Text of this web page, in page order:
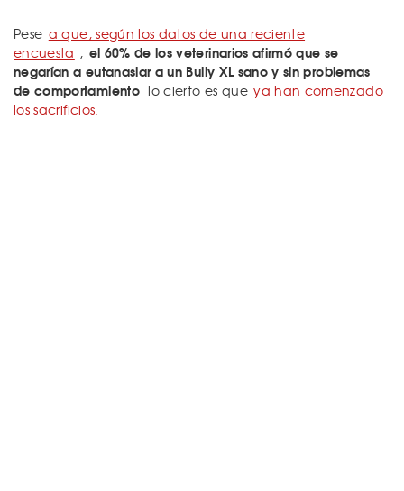
Pese a que, según los datos de una reciente
encuesta , el 60% de los veterinarios afirmó que se
negarían a eutanasiar a un Bully XL sano y sin problemas
de comportamiento lo cierto es que ya han comenzado
los sacrificios.​